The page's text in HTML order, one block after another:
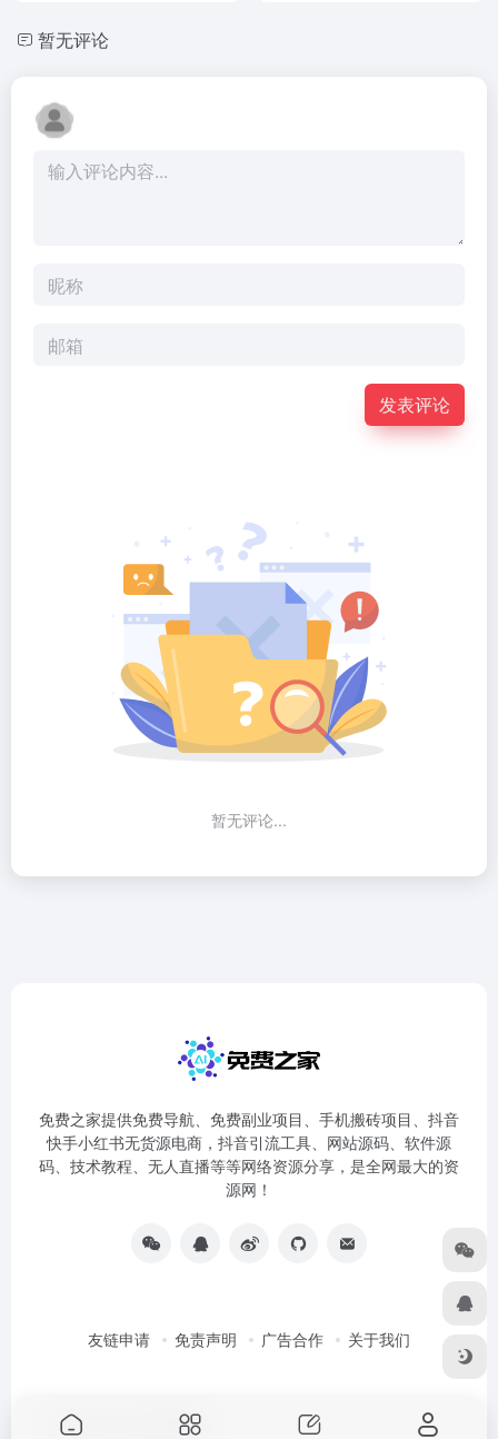
暂无评论
发表评论
暂无评论...
免费之家提供免费导航、免费副业项目、手机搬砖项目、抖音
快手小红书无货源电商，抖音引流工具、网站源码、软件源
码、技术教程、无人直播等等网络资源分享，是全网最大的资
源网！
友链申请 免责声明 广告合作 关于我们
Copyright © 2026 免费之家